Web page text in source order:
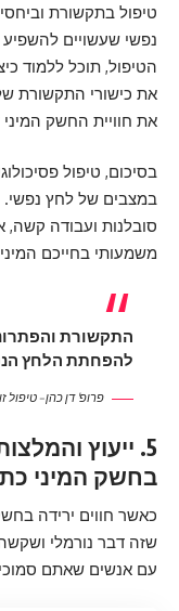
טיפול בתקשורת
נפשי שעשויים
הטיפול, תוכל ללמוד
את כישורי התקשורת
את חוויית החשק
בסיכום, טיפול
במצבים של לחץ נפשי.
סובלנות ועבודה קשה,
משמעותי בחייכם
התקשורת
להפחתת הלחץ
פרופ' דן כהן – טיפול
5. ייעוץ
בחשק המיני
כאשר חווים ירידה
שזה דבר נורמלי
עם אנשים שאתם